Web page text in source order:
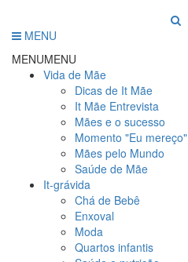
MENU
MENUMENU
Vida de Mãe
Dicas de It Mãe
It Mãe Entrevista
Mães e o sucesso
Momento "Eu mereço"
Mães pelo Mundo
Saúde de Mãe
It-grávida
Chá de Bebê
Enxoval
Moda
Quartos infantis